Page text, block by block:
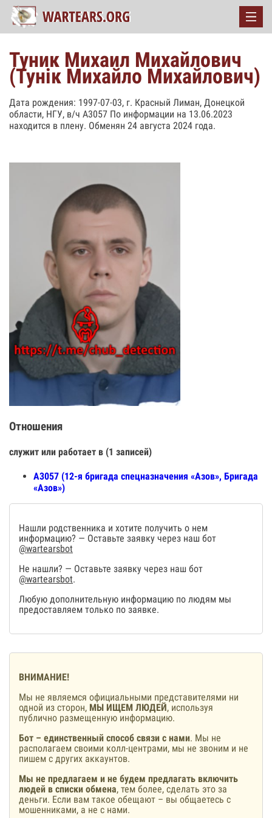
Туник Михаил Михайлович
(Тунік Михайло Михайлович)
Дата рождения: 1997-07-03, г. Красный Лиман, Донецкой
области, НГУ, в/ч А3057 По информации на 13.06.2023
находится в плену. Обменян 24 августа 2024 года.
Отношения
служит или работает в (1 записей)
А3057 (12-я бригада спецназначения «Азов», Бригада
«Азов»)
Нашли родственника и хотите получить о нем
информацию? — Оставьте заявку через наш бот
@wartearsbot
Не нашли? — Оставьте заявку через наш бот
@wartearsbot.
Любую дополнительную информацию по людям мы
предоставляем только по заявке.
ВНИМАНИЕ!
Мы не являемся официальными представителями ни
одной из сторон, МЫ ИЩЕМ ЛЮДЕЙ, используя
публично размещенную информацию.
Бот – единственный способ связи с нами. Мы не
располагаем своими колл-центрами, мы не звоним и не
пишем с других аккаунтов.
Мы не предлагаем и не будем предлагать включить
людей в списки обмена, тем более, сделать это за
деньги. Если вам такое обещают – вы общаетесь с
мошенниками, а не с нами.